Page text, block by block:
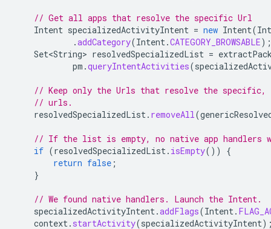
// Get all apps that resolve the specific Url
Intent specializedActivityIntent = new Intent(
.addCategory(Intent.CATEGORY_BROWSABLE);
Set<String> resolvedSpecializedList =
pm .queryIntentActivities(
// Keep only the Urls that resolve the specific,
// urls.
resolvedSpecializedList. removeAll(
// If the list is empty, no native app handlers
if (resolvedSpecializedList. isEmpty())
{
return false ;
}
// We found native handlers. Launch the Intent.
specializedActivityIntent.addFlags(Intent.
context. startActivity(specializedActivityIntent